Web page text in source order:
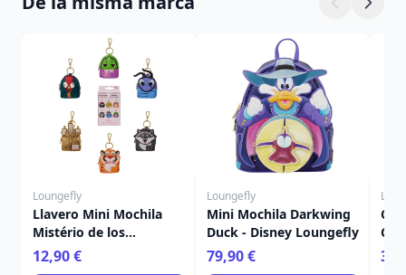
Loungefly
Llavero Mini Mochila
Mistério de los
Compañeros de
Princesa - Disney
12,90 €
Loungefly
Mini Mochila Darkwing
Duck - Disney Loungefly
79,90 €